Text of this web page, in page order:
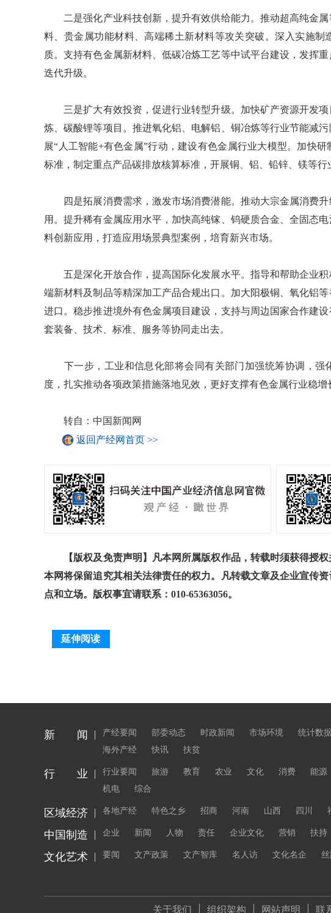
二是强化产业科技创新，提升有效供给能力。推动超高纯金属
料、贵金属功能材料、高端稀土新材料等攻关突破。深入实施制
质。支持有色金属新材料、低碳冶炼工艺等中试平台建设，发挥
迭代升级。
三是扩大有效投资，促进行业转型升级。加快矿产资源开发项
炼、碳酸锂等项目。推进氧化铝、电解铝、铜冶炼等行业节能减
展“人工智能+有色金属”行动，建设有色金属行业大模型。加快
标准，制定重点产品碳排放核算标准，开展铜、铝、铅锌、镁等行
四是拓展消费需求，激发市场消费潜能。推动大宗金属消费升
用。提升稀有金属应用水平，加快高纯镓、钨硬质合金、全固态
料创新应用，打造应用场景典型案例，培育新兴市场。
五是深化开放合作，提高国际化发展水平。指导和帮助企业积
端新材料及制品等精深加工产品合规出口。加大阳极铜、氧化铝
进口。稳步推进境外有色金属项目建设，支持与周边国家合作建
套装备、技术、标准、服务等协同走出去。
下一步，工业和信息化部将会同有关部门加强统筹协调，强
度，扎实推动各项政策措施落地见效，更好支撑有色金属行业稳增
转自：中国新闻网
返回产经网首页 >>
【版权及免责声明】凡本网所属版权作品，转载时须获得授权
本网将保留追究其相关法律责任的权力。凡转载文章及企业宣传
点和立场。版权事宜请联系：010-65363056。
延伸阅读
新 闻 产经要闻 部委动态 时政新闻 市场环境 统计数
海外产经
快讯 扶贫
行 业 行业要闻 旅游 教育 农业 文化 消费 能源
机电
综合
区域经济 各地产经 特色之乡 招商 河南 山西 四川
中国制造 企业 新闻 人物 责任 企业文化 营销 扶持
文化艺术 要闻 文产政策 文产智库 名人访 文化名企
关于我们 组织架构 网站声明 联